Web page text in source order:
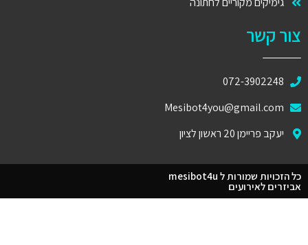
072-
20 ראשון לציון
כל הזכויות שמורות ל mesibot4u
לאירועים